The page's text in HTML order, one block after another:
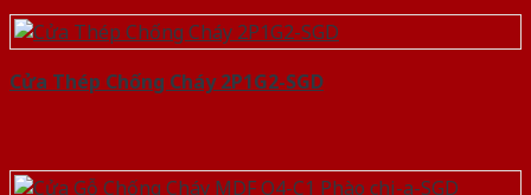
Cửa Thép Chống Cháy 2P1G2-SGD